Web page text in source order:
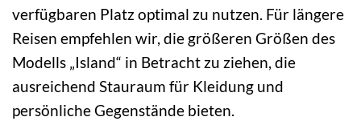
verfügbaren Platz optimal zu nutzen. Für längere
Reisen empfehlen wir, die größeren Größen des
Modells „Island“ in Betracht zu ziehen, die
ausreichend Stauraum für Kleidung und
persönliche Gegenstände bieten.